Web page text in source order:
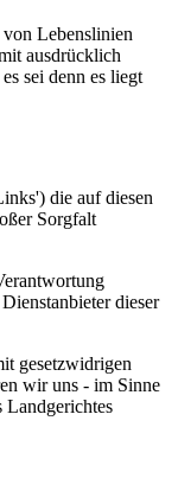
Lebenslinien
ausdrücklich
sei denn es liegt
die auf diesen
Sorgfalt
dieser
gesetzwidrigen
wir uns - im Sinne
Landgerichtes